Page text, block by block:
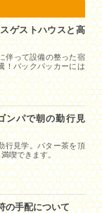
ゲストハウスと高
伴って設備の整った宿
！バックパッカーには
ンパで朝の勤行見
行見学。バター茶を頂
喫できます。
の手配について